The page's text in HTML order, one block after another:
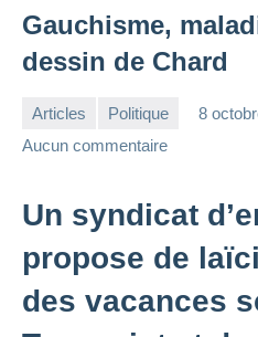
Gauchisme,
dessin de Chard
Articles Politique 8
Aucun commentaire
Un syndicat
propose de
des vacances